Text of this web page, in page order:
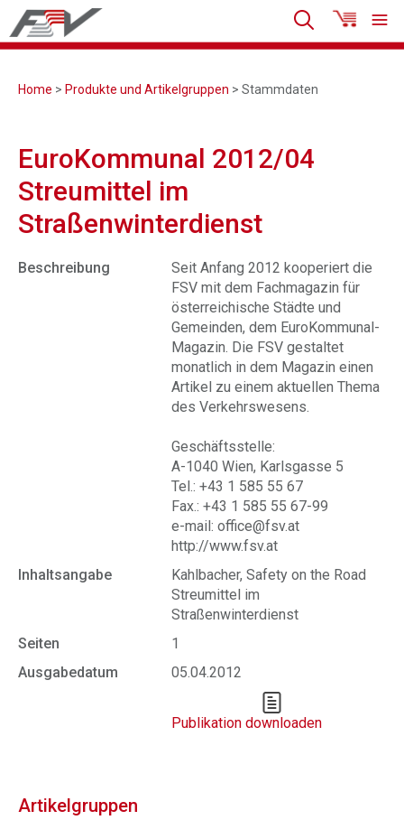
Home > Produkte und Artikelgruppen > Stammdaten
EuroKommunal 2012/04
Streumittel im
Straßenwinterdienst
Beschreibung
Seit Anfang 2012 kooperiert die
FSV mit dem Fachmagazin für
österreichische Städte und
Gemeinden, dem EuroKommunal-
Magazin. Die FSV gestaltet
monatlich in dem Magazin einen
Artikel zu einem aktuellen Thema
des Verkehrswesens.
Geschäftsstelle:
A-1040 Wien, Karlsgasse 5
Tel.: +43 1 585 55 67
Fax.: +43 1 585 55 67-99
e-mail: office@fsv.at
http://www.fsv.at
Inhaltsangabe
Kahlbacher, Safety on the Road
Streumittel im
Straßenwinterdienst
Seiten
1
Ausgabedatum
05.04.2012
Publikation downloaden
Artikelgruppen